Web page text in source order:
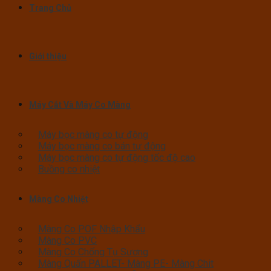
Trang Chủ
Giới thiệu
Máy Cắt Và Máy Co Màng
Máy bọc màng co tự động
Máy bọc màng co bán tự động
Máy bọc màng co tự động tốc độ cao
Buồng co nhiệt
Màng Co Nhiệt
Màng Co POF Nhập Khẩu
Màng Co PVC
Màng Co Chống Tụ Sương
Màng Quấn PALLET- Màng PE- Màng Chit